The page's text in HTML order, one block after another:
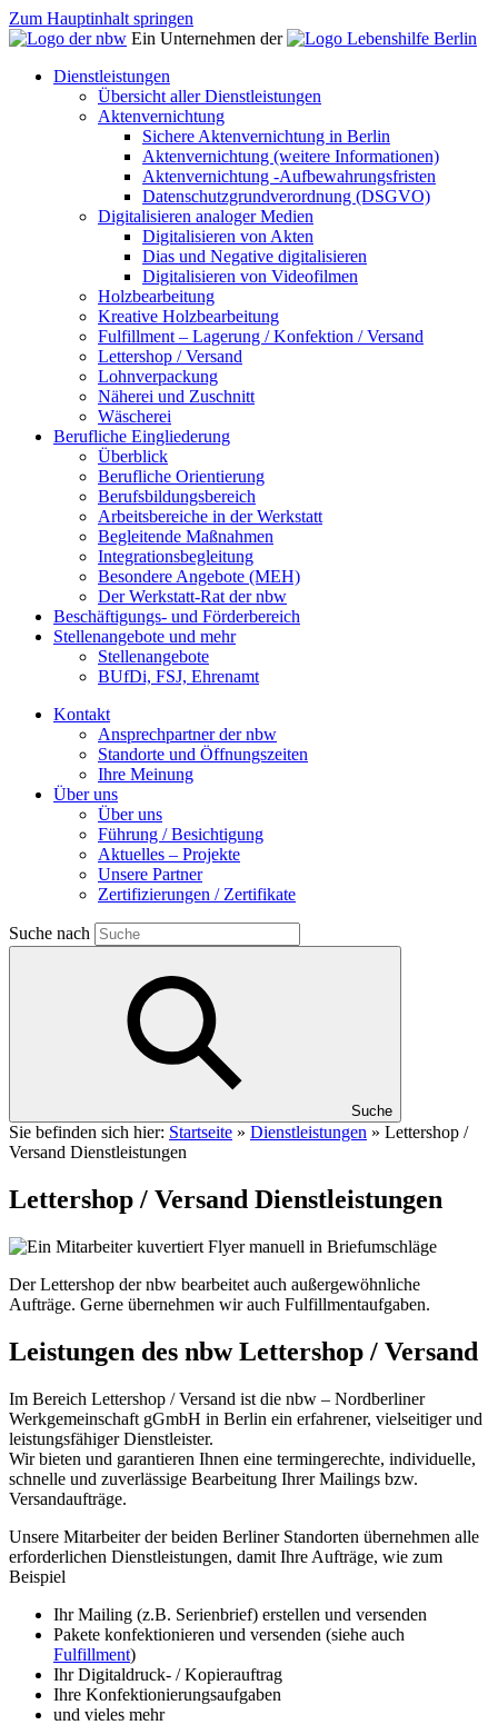
Zum Hauptinhalt springen
Ein Unternehmen der
Dienstleistungen
Übersicht aller Dienstleistungen
Aktenvernichtung
Sichere Aktenvernichtung in Berlin
Aktenvernichtung (weitere Informationen)
Aktenvernichtung -Aufbewahrungsfristen
Datenschutzgrundverordnung (DSGVO)
Digitalisieren analoger Medien
Digitalisieren von Akten
Dias und Negative digitalisieren
Digitalisieren von Videofilmen
Holzbearbeitung
Kreative Holzbearbeitung
Fulfillment – Lagerung / Konfektion / Versand
Lettershop / Versand
Lohnverpackung
Näherei und Zuschnitt
Wäscherei
Berufliche Eingliederung
Überblick
Berufliche Orientierung
Berufsbildungsbereich
Arbeitsbereiche in der Werkstatt
Begleitende Maßnahmen
Integrationsbegleitung
Besondere Angebote (MEH)
Der Werkstatt-Rat der nbw
Beschäftigungs- und Förderbereich
Stellenangebote und mehr
Stellenangebote
BUfDi, FSJ, Ehrenamt
Kontakt
Ansprechpartner der nbw
Standorte und Öffnungszeiten
Ihre Meinung
Über uns
Über uns
Führung / Besichtigung
Aktuelles – Projekte
Unsere Partner
Zertifizierungen / Zertifikate
Suche nach
Suche
Sie befinden sich hier: Startseite » Dienstleistungen » Lettershop /
Versand Dienstleistungen
Lettershop / Versand Dienstleistungen
Der Lettershop der nbw bearbeitet auch außergewöhnliche
Aufträge. Gerne übernehmen wir auch Fulfillmentaufgaben.
Leistungen des nbw Lettershop / Versand
Im Bereich Lettershop / Versand ist die nbw – Nordberliner
Werkgemeinschaft gGmbH in Berlin ein erfahrener, vielseitiger und
leistungsfähiger Dienstleister.
Wir bieten und garantieren Ihnen eine termingerechte, individuelle,
schnelle und zuverlässige Bearbeitung Ihrer Mailings bzw.
Versandaufträge.
Unsere Mitarbeiter der beiden Berliner Standorten übernehmen alle
erforderlichen Dienstleistungen, damit Ihre Aufträge, wie zum
Beispiel
Ihr Mailing (z.B. Serienbrief) erstellen und versenden
Pakete konfektionieren und versenden (siehe auch
Fulfillment)
Ihr Digitaldruck- / Kopierauftrag
Ihre Konfektionierungsaufgaben
und vieles mehr